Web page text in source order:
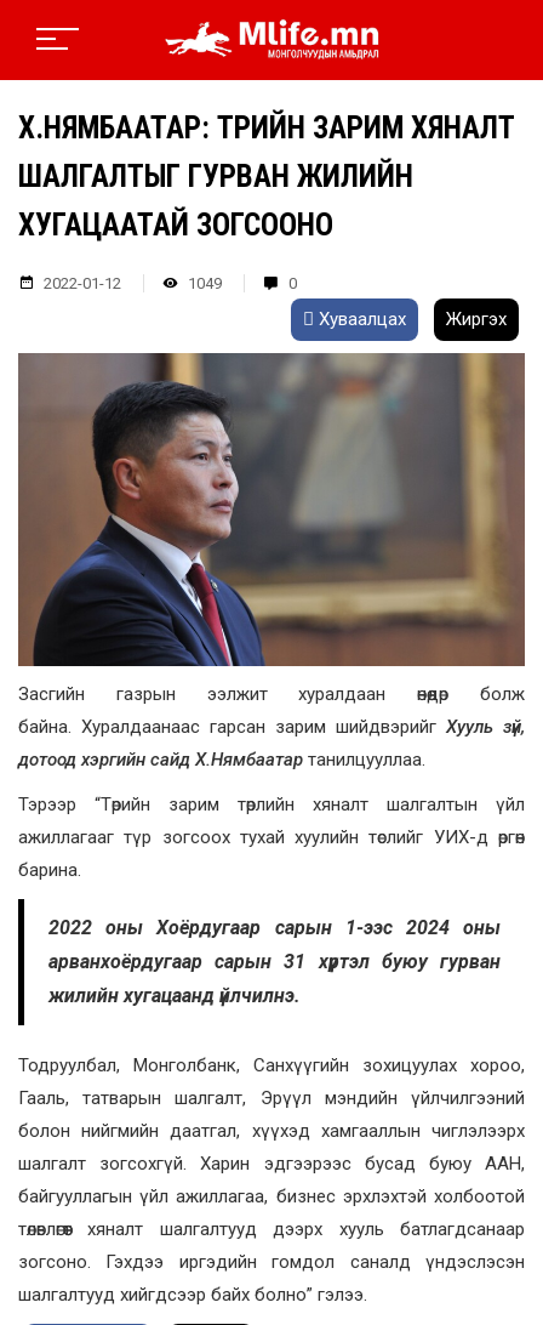
Х.НЯМБААТАР: ТӨРИЙН ЗАРИМ ХЯНАЛТ
ШАЛГАЛТЫГ ГУРВАН ЖИЛИЙН
ХУГАЦААТАЙ ЗОГСООНО
2022-01-12 1049 0
Хуваалцах Жиргэх
Засгийн газрын ээлжит хуралдаан өнөөдөр болж
байна. Хуралдаанаас гарсан зарим шийдвэрийгХууль зүй,
дотоод хэргийн сайд Х.Нямбаатар танилцууллаа.
Тэрээр “Төрийн зарим төрлийн хяналт шалгалтын үйл
ажиллагааг түр зогсоох тухай хуулийн төслийг УИХ-д өргөн
барина.
2022 оны Хоёрдугаар сарын 1-ээс 2024 оны
арванхоёрдугаар сарын 31 хүртэл буюу гурван
жилийн хугацаанд үйлчилнэ.
Тодруулбал, Монголбанк, Санхүүгийн зохицуулах хороо,
Гааль, татварын шалгалт, Эрүүл мэндийн үйлчилгээний
болон нийгмийн даатгал, хүүхэд хамгааллын чиглэлээрх
шалгалт зогсохгүй. Харин эдгээрээс бусад буюу ААН,
байгууллагын үйл ажиллагаа, бизнес эрхлэхтэй холбоотой
төлөвлөгөөт хяналт шалгалтууд дээрх хууль батлагдсанаар
зогсоно. Гэхдээ иргэдийн гомдол саналд үндэслэсэн
шалгалтууд хийгдсээр байх болно” гэлээ.